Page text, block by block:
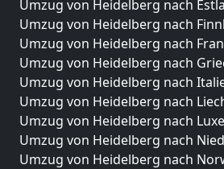
Umzug von Heidelberg nach
Umzug von Heidelberg nach
Umzug von Heidelberg nach
Umzug von Heidelberg nach
Umzug von Heidelberg nach
Umzug von Heidelberg nach
Umzug von Heidelberg nach
Umzug von Heidelberg nach
Umzug von Heidelberg nach